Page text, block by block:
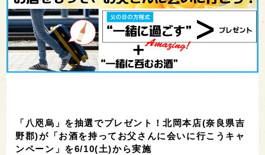
「八咫烏」を抽選でプレゼント！北岡本店(奈良県吉
野郡)が「お酒を持ってお父さんに会いに行こうキャ
ンペーン」を6/10(土)から実施